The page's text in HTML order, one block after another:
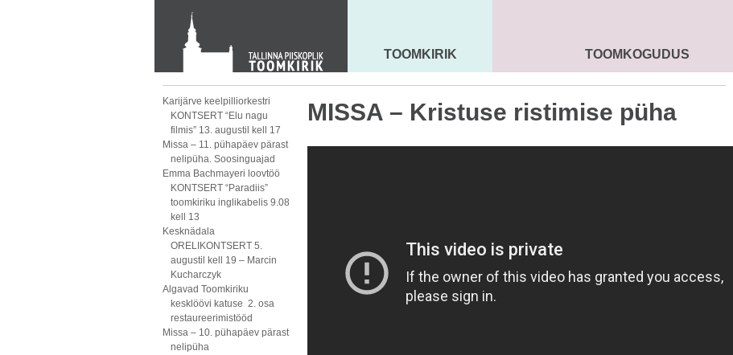
KONTAKT
Toom-Kooli 6, 10130 TALLINN
tallinna.toom@eelk.ee
MAARJA KIRIK
TOOMKIRIK SEENIORID KOGUDUS
TOOMKOGUDUS
Karijärve keelpilliorkestri
KONTSERT “Elu nagu
filmis” 13. augustil kell 17
Missa – 11. pühapäev pärast
nelipüha. Soosinguajad
Emma Bachmayeri loovtöö
KONTSERT “Paradiis”
toomkiriku inglikabelis 9.08
kell 13
Kesknädala
ORELIKONTSERT 5.
augustil kell 19 – Marcin
Kucharczyk
Algavad Toomkiriku
kesklöövi katuse 2. osa
restaureerimistööd
Missa – 10. pühapäev pärast
nelipüha
MISSA – Kristuse ristimise püha